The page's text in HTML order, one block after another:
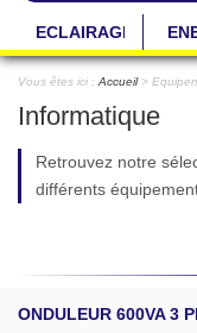
ECLAIRAGE
Vous êtes ici : Accueil>
Informatique
Retrouvez notre
différents
ONDULEUR 600VA 3